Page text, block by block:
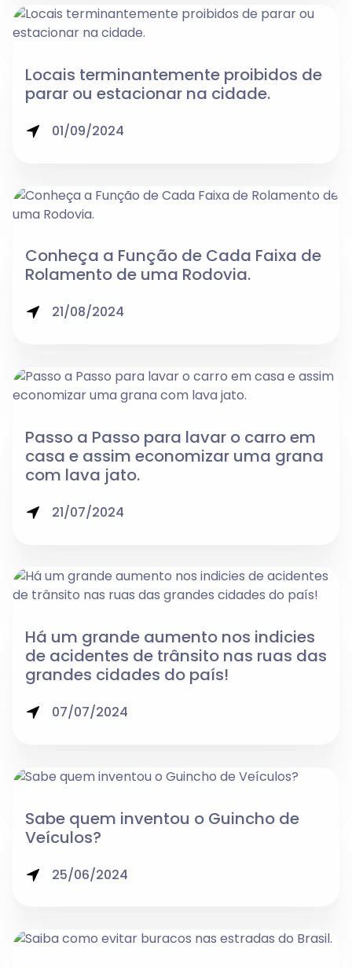
Locais terminantemente proibidos de
parar ou estacionar na cidade.
01/09/2024
Conheça a Função de Cada Faixa de
Rolamento de uma Rodovia.
21/08/2024
Passo a Passo para lavar o carro em
casa e assim economizar uma grana
com lava jato.
21/07/2024
Há um grande aumento nos indicies
de acidentes de trânsito nas ruas das
grandes cidades do país!
07/07/2024
Sabe quem inventou o Guincho de
Veículos?
25/06/2024